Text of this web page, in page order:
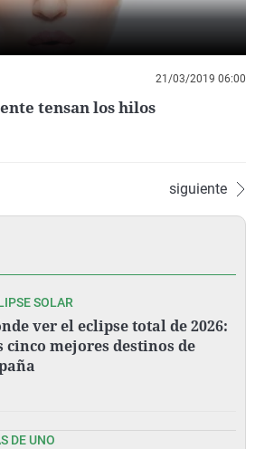
21/03/2019 06:00
tensan los hilos
siguiente
SOLAR
ver el eclipse total de 2026:
cinco mejores destinos de
DE UNO